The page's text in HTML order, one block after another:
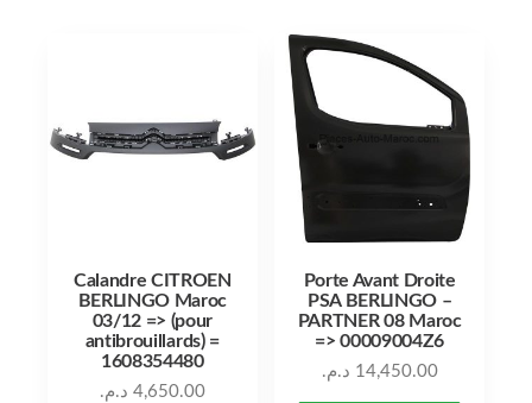
Calandre CITROEN
BERLINGO Maroc
03/12 => (pour
antibrouillards) =
1608354480
4,650.00 د.م.
Porte Avant Droite
PSA BERLINGO –
PARTNER 08 Maroc
=> 00009004Z6
14,450.00 د.م.